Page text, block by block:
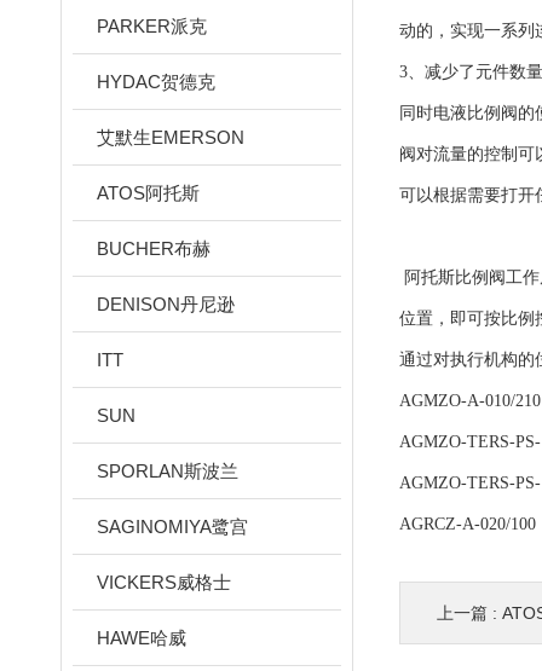
PARKER派克
HYDAC贺德克
艾默生EMERSON
ATOS阿托斯
BUCHER布赫
DENISON丹尼逊
ITT
SUN
SPORLAN斯波兰
SAGINOMIYA鹭宫
VICKERS威格士
HAWE哈威
动的，实现一系列
3、减少了元件数
同时电液比例阀
阀对流量的控制可
可以根据需要打开
阿托斯比例阀工
位置，即可按比例
通过对执行机构
AGMZO-A-
AGMZO-TERS-
AGMZO-TERS-
AGRCZ-A-
上一篇 :